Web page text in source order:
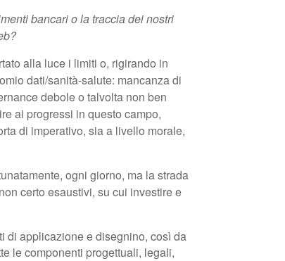
bancari o la traccia dei nostri
alla luce i limiti o, rigirando in
dati/sanità-salute: mancanza di
debole o talvolta non ben
ai progressi in questo campo,
di imperativo, sia a livello morale,
ogni giorno, ma la strada
certo esaustivi, su cui investire e
di applicazione e disegnino, così da
le componenti progettuali, legali,